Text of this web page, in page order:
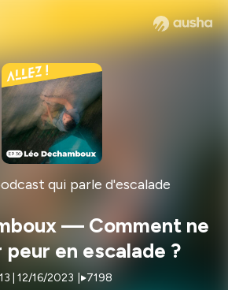
qui parle d'escalade
— Comment ne
peur en escalade ?
| 12/16/2023 7198